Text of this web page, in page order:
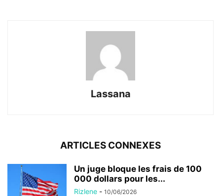
Lassana
ARTICLES CONNEXES
Un juge bloque les frais de 100
000 dollars pour les...
Rizlene - 10/06/2026